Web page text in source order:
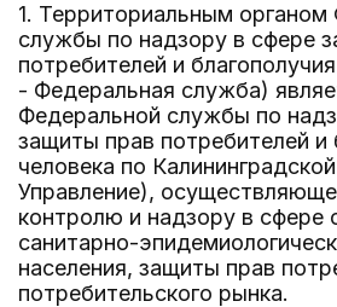
1. Территориальным органом
службы по надзору в сфере
потребителей и
- Федеральная служба)
Федеральной службы по
защиты прав потребителей и
человека по
Управление),
контролю и надзору в сфере
санитарно-
населения, защиты прав
потребительского рынка.